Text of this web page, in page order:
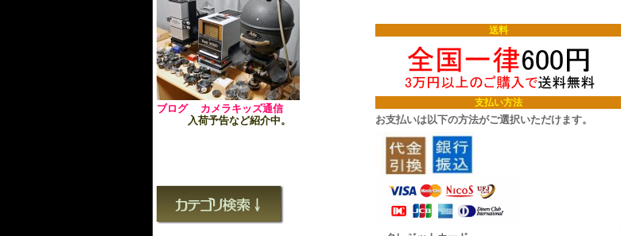
ブログ カメラキッズ通信
入荷予告など紹介中。
送料
支払い方法
お支払いは以下の方法がご選択いただけます。